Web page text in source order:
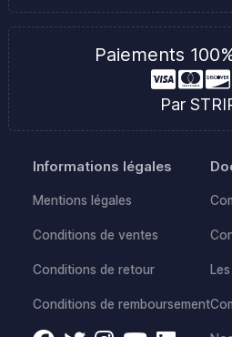
Paiements
Par
Informations légales
Mentions légales
Conditions de ventes
Conditions de retour
Conditions de remboursement